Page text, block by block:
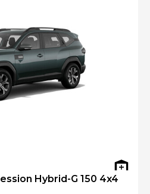
Hybrid-G 150 4x4